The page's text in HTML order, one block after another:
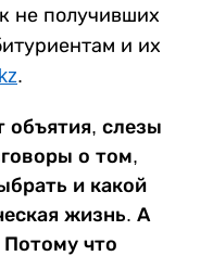
не получивших
и их
.
объятия, слезы
о том,
и какой
жизнь. А
Потому что